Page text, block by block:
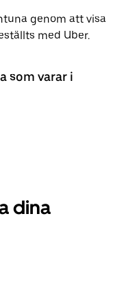
genom att visa
med Uber.
som varar i
dina